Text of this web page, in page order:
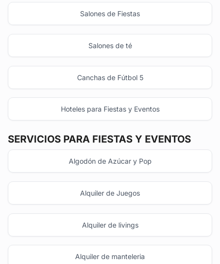
Salones de Fiestas
Salones de té
Canchas de Fútbol 5
Hoteles para Fiestas y Eventos
SERVICIOS PARA FIESTAS Y EVENTOS
Algodón de Azúcar y Pop
Alquiler de Juegos
Alquiler de livings
Alquiler de manteleria